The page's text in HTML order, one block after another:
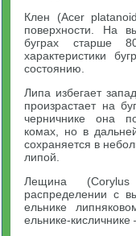
Клен (Acer
поверхности. На
буграх старше
характеристики
состоянию.
Липа избегает
произрастает на
черничнике она
комах, но в
сохраняется в
липой.
Лещина
распределении с
ельнике
ельнике-